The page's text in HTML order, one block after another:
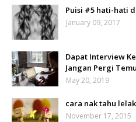
Puisi #5 hati-hati
January 09, 2017
Dapat Interview
Jangan Pergi
May 20, 2019
cara nak tahu
November 17, 2015